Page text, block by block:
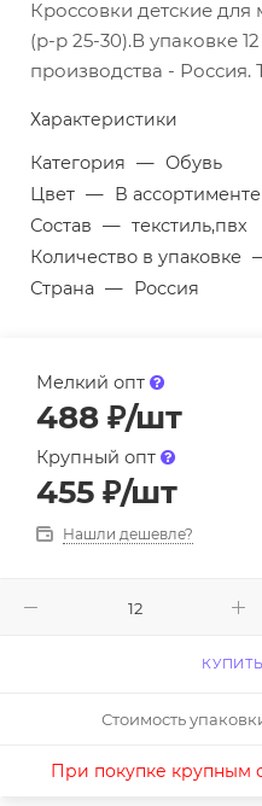
Кроссовки детские для
(р-р 25-30).В упаковке
производства -
Характеристики
Категория — Обувь
Цвет — В ассортименте
Состав — текстиль,пвх
Количество в упаковке
Страна — Россия
Мелкий опт
488 ₽/шт
Крупный опт
455 ₽/шт
Нашли дешевле?
Стоимость
При покупке крупным